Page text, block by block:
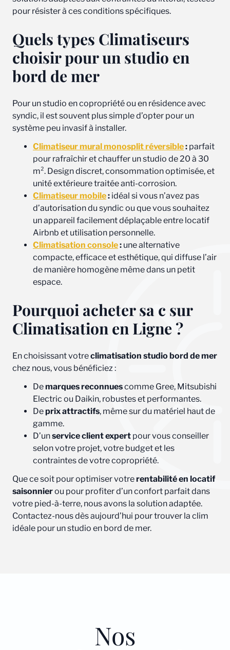
pour résister à ces conditions spécifiques.
Quels types Climatiseurs
choisir pour un studio en
bord de mer
Pour un studio en copropriété ou en résidence avec
syndic, il est souvent plus simple d’opter pour un
système peu invasif à installer.
Climatiseur mural monosplit réversible: parfait
pour rafraîchir et chauffer un studio de 20 à 30
m². Design discret, consommation optimisée, et
unité extérieure traitée anti-corrosion.
Climatiseur mobile: idéal si vous n’avez pas
d’autorisation du syndic ou que vous souhaitez
un appareil facilement déplaçable entre locatif
Airbnb et utilisation personnelle.
Climatisation console: une alternative
compacte, efficace et esthétique, qui diffuse l’air
de manière homogène même dans un petit
espace.
Pourquoi acheter sa c sur
Climatisation en Ligne ?
En choisissant votreclimatisation studio bord de mer
chez nous, vous bénéficiez :
Demarques reconnuescomme Gree, Mitsubishi
Electric ou Daikin, robustes et performantes.
Deprix attractifs, même sur du matériel haut de
gamme.
D’unservice client expert pour vous conseiller
selon votre projet, votre budget et les
contraintes de votre copropriété.
Que ce soit pour optimiser votrerentabilité en locatif
saisonnierou pour profiter d’un confort parfait dans
votre pied-à-terre, nous avons la solution adaptée.
Contactez-nous dès aujourd’hui pour trouver la clim
idéale pour un studio en bord de mer.
Nos